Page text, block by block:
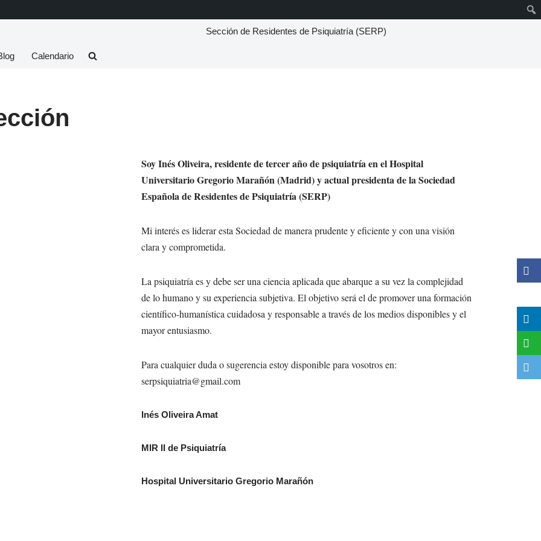
Sección de Residentes de Psiquiatría (SERP)
Calendario
SoyInés Oliveira, residente de tercer año de psiquiatría en el Hospital
Universitario Gregorio Marañón (Madrid) y actual presidenta de la Sociedad
Española de Residentes de Psiquiatría (SERP)
Mi interés es liderar esta Sociedad de manera prudente y eficiente y con una visión
clara y comprometida.
La psiquiatría es y debe ser una ciencia aplicada que abarque a su vez la complejidad
de lo humano y su experiencia subjetiva. El objetivo será el de promover una formación
científico-humanística cuidadosa y responsable a través de los medios disponibles y el
mayor entusiasmo.
Para cualquier duda o sugerencia estoy disponible para vosotros en:
serpsiquiatria@gmail.com
Inés Oliveira Amat
MIR II de Psiquiatría
Hospital Universitario Gregorio Marañón